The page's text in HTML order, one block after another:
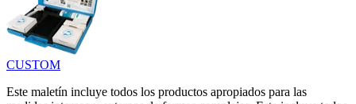
CUSTOM
Este maletín incluye todos los productos apropiados para las